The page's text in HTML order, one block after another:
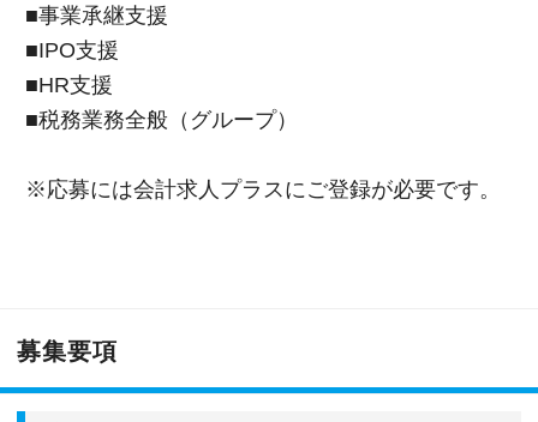
■事業承継支援
■IPO支援
■HR支援
■税務業務全般（グループ）
※応募には会計求人プラスにご登録が必要です。
募集要項